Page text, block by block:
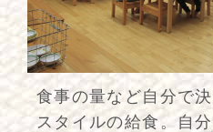
食事の量など自分で
スタイルの給食。自